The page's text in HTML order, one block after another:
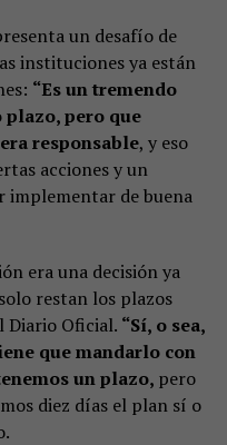
un desafío de
instituciones ya están
“Es un tremendo
pero que
responsable, y eso
acciones y un
implementar de buena
era una decisión ya
restan los plazos
Diario Oficial. “Sí, o sea,
que mandarlo con
un plazo, pero
diez días el plan sí o